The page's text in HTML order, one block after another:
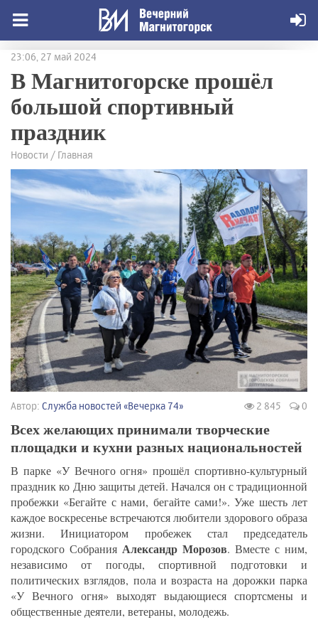
23:06, 27 май 2024
В Магнитогорске прошёл
большой спортивный
праздник
Новости / Главная
Автор: Служба новостей «Вечерка 74» 2 845 0
Всех желающих принимали творческие
площадки и кухни разных национальностей
В парке «У Вечного огня» прошёл спортивно-культурный
праздник ко Дню защиты детей. Начался он с традиционной
пробежки «Бегайте с нами, бегайте сами!». Уже шесть лет
каждое воскресенье встречаются любители здорового образа
жизни. Инициатором пробежек стал председатель
городского Собрания Александр Морозов. Вместе с ним,
независимо от погоды, спортивной подготовки и
политических взглядов, пола и возраста на дорожки парка
«У Вечного огня» выходят выдающиеся спортсмены и
общественные деятели, ветераны, молодежь.